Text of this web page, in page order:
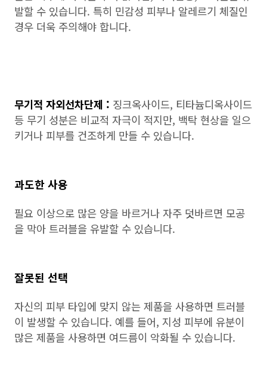
발할 수 있습니다. 특히 민감성 피부나 알레르기 체질인
경우 더욱 주의해야 합니다.
무기적 자외선차단제 : 징크옥사이드, 티타늄디옥사이드
등 무기 성분은 비교적 자극이 적지만, 백탁 현상을 일으
키거나 피부를 건조하게 만들 수 있습니다.
과도한 사용
필요 이상으로 많은 양을 바르거나 자주 덧바르면 모공
을 막아 트러블을 유발할 수 있습니다.
잘못된 선택
자신의 피부 타입에 맞지 않는 제품을 사용하면 트러블
이 발생할 수 있습니다. 예를 들어, 지성 피부에 유분이
많은 제품을 사용하면 여드름이 악화될 수 있습니다.